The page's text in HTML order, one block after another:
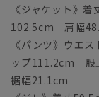
《ジャケット》
102.5cm 肩幅
《パンツ》ウエ
ップ111.2cm
裾幅21.1cm